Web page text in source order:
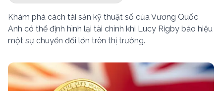
Khám phá cách tài sản kỹ thuật số của Vương Quốc
Anh có thể định hình lại tài chính khi Lucy Rigby báo hiệu
một sự chuyển đổi lớn trên thị trường.